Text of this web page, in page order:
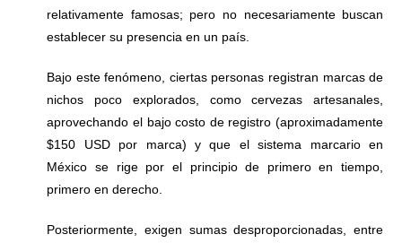
relativamente famosas; pero no necesariamente buscan
establecer su presencia en un país.
Bajo este fenómeno, ciertas personas registran marcas de
nichos poco explorados, como cervezas artesanales,
aprovechando el bajo costo de registro (aproximadamente
$150 USD por marca) y que el sistema marcario en
México se rige por el principio de primero en tiempo,
primero en derecho.
Posteriormente, exigen sumas desproporcionadas, entre